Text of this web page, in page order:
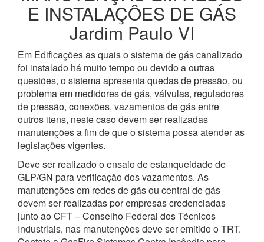
E INSTALAÇÔES DE GÁS
Jardim Paulo VI
Em Edificações as quais o sistema de gás canalizado
foi instalado há muito tempo ou devido a outras
questões, o sistema apresenta quedas de pressão, ou
problema em medidores de gás, válvulas, reguladores
de pressão, conexões, vazamentos de gás entre
outros itens, neste caso devem ser realizadas
manutenções a fim de que o sistema possa atender as
legislações vigentes.
Deve ser realizado o ensaio de estanqueidade de
GLP/GN para verificação dos vazamentos. As
manutenções em redes de gás ou central de gás
devem ser realizadas por empresas credenciadas
junto ao CFT – Conselho Federal dos Técnicos
Industriais, nas manutenções deve ser emitido o TRT.